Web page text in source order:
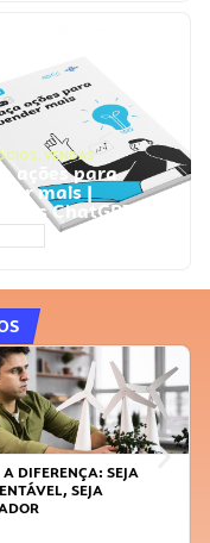
, VENDAS
ações para
mais |
ChatGPT
A DIFERENÇA: SEJA
SEJA